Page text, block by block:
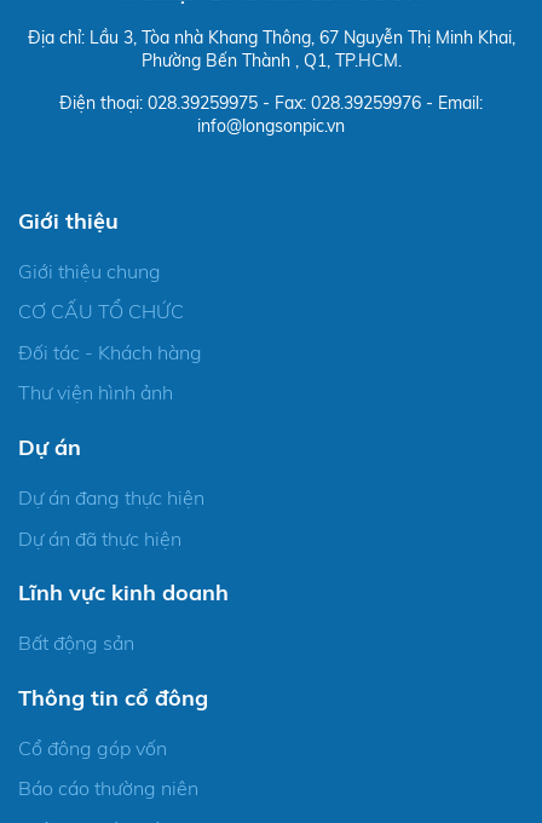
Địa chỉ: Lầu 3, Tòa nhà Khang Thông, 67 Nguyễn Thị Minh Khai,
Phường Bến Thành , Q1, TP.HCM.
Điện thoại: 028.39259975 - Fax: 028.39259976 - Email:
info@longsonpic.vn
Giới thiệu
Giới thiệu chung
CƠ CẤU TỔ CHỨC
Đối tác - Khách hàng
Thư viện hình ảnh
Dự án
Dự án đang thực hiện
Dự án đã thực hiện
Lĩnh vực kinh doanh
Bất động sản
Thông tin cổ đông
Cổ đông góp vốn
Báo cáo thường niên